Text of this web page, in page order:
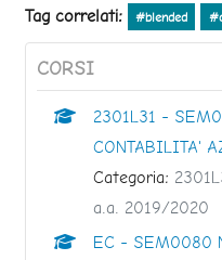
Tag correlati: #blended
CORSI
2301L31 -
CONTABILITA'
Categoria:
a.a. 2019/2020
EC - SEM0080